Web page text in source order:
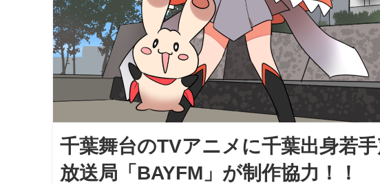
千葉舞台のTVアニメに千葉出身若
放送局「BAYFM」が制作協力！！